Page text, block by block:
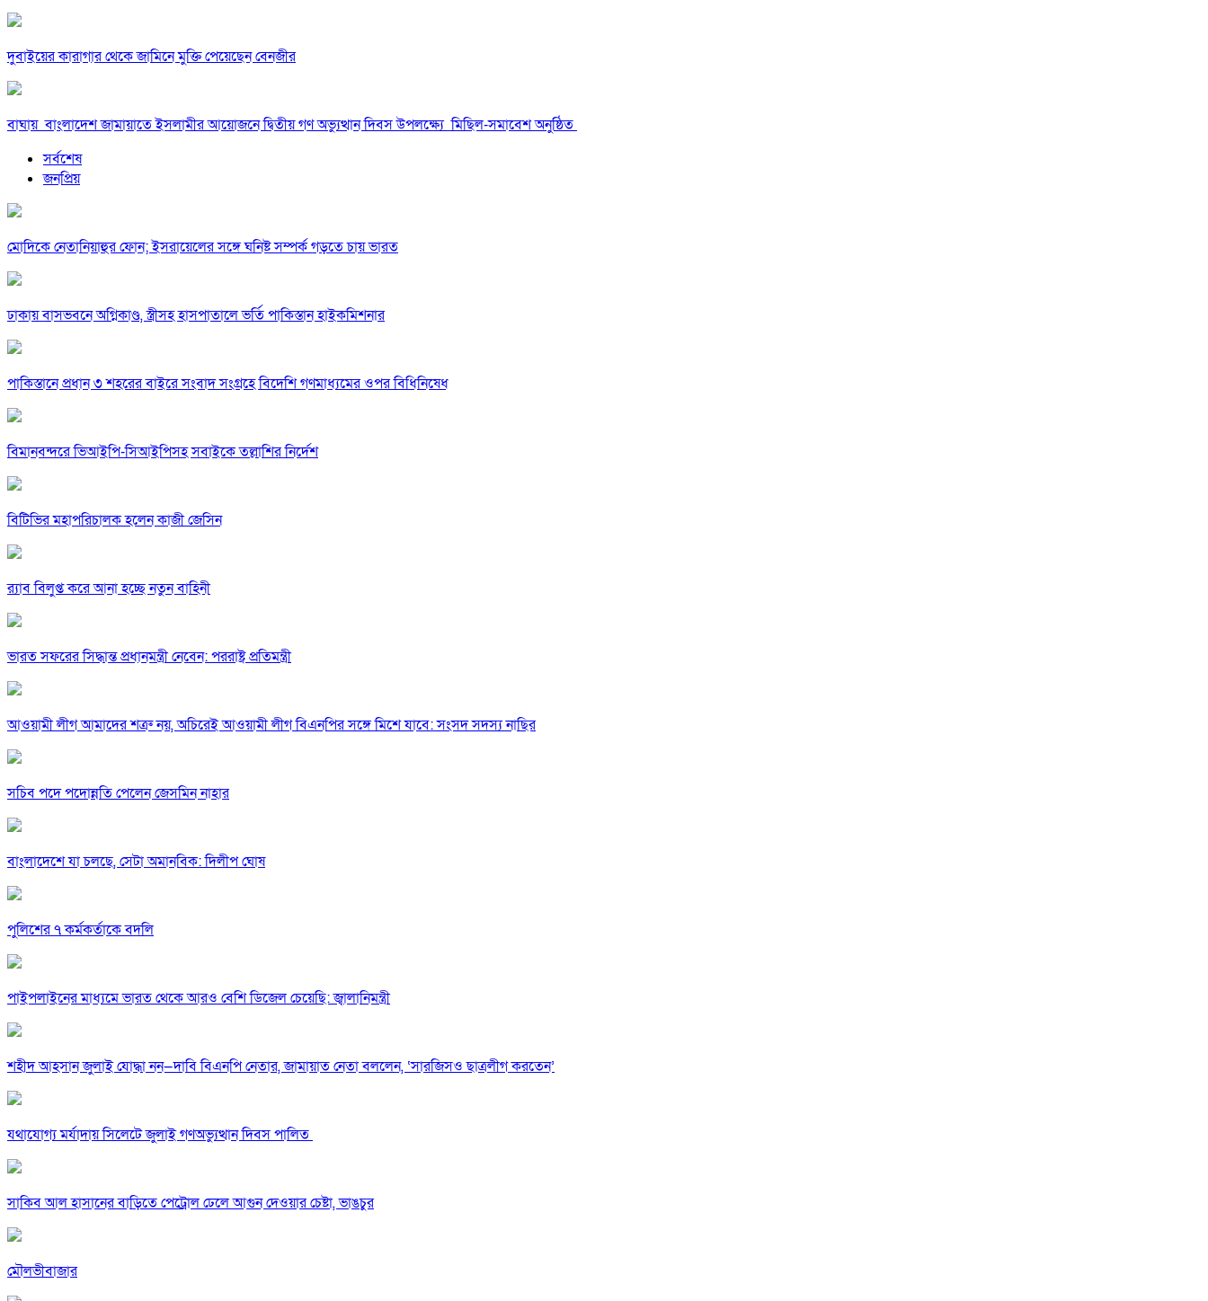
দুবাইয়ের কারাগার থেকে জামিনে মুক্তি পেয়েছেন বেনজীর
বাঘায় বাংলাদেশ জামায়াতে ইসলামীর আয়োজনে দ্বিতীয় গণ অভ্যুত্থান দিবস উপলক্ষ্যে মিছিল-সমাবেশ অনুষ্ঠিত
সর্বশেষ
জনপ্রিয়
মোদিকে নেতানিয়াহুর ফোন; ইসরায়েলের সঙ্গে ঘনিষ্ট সম্পর্ক গড়তে চায় ভারত
ঢাকায় বাসভবনে অগ্নিকাণ্ড, স্ত্রীসহ হাসপাতালে ভর্তি পাকিস্তান হাইকমিশনার
পাকিস্তানে প্রধান ৩ শহরের বাইরে সংবাদ সংগ্রহে বিদেশি গণমাধ্যমের ওপর বিধিনিষেধ
বিমানবন্দরে ভিআইপি-সিআইপিসহ সবাইকে তল্লাশির নির্দেশ
বিটিভির মহাপরিচালক হলেন কাজী জেসিন
র‍্যাব বিলুপ্ত করে আনা হচ্ছে নতুন বাহিনী
ভারত সফরের সিদ্ধান্ত প্রধানমন্ত্রী নেবেন: পররাষ্ট্র প্রতিমন্ত্রী
আওয়ামী লীগ আমাদের শত্রু নয়, অচিরেই আওয়ামী লীগ বিএনপির সঙ্গে মিশে যাবে: সংসদ সদস্য নাছির
সচিব পদে পদোন্নতি পেলেন জেসমিন নাহার
বাংলাদেশে যা চলছে, সেটা অমানবিক: দিলীপ ঘোষ
পুলিশের ৭ কর্মকর্তাকে বদলি
পাইপলাইনের মাধ্যমে ভারত থেকে আরও বেশি ডিজেল চেয়েছি: জ্বালানিমন্ত্রী
শহীদ আহসান জুলাই যোদ্ধা নন—দাবি বিএনপি নেতার, জামায়াত নেতা বললেন, ‘সারজিসও ছাত্রলীগ করতেন’
যথাযোগ্য মর্যাদায় সিলেটে জুলাই গণঅভ্যুত্থান দিবস পালিত
সাকিব আল হাসানের বাড়িতে পেট্রোল ঢেলে আগুন দেওয়ার চেষ্টা, ভাঙচুর
মৌলভীবাজার